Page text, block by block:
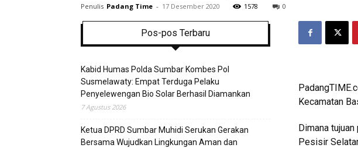
Penulis Padang Time - 17 Desember 2020 1578 0
Kecamatan
Dimana
Pesisir
Pos-pos Terbaru
Kabid Humas Polda Sumbar Kombes Pol
Susmelawaty: Empat Terduga Pelaku
Penyelewengan Bio Solar Berhasil Diamankan
7 Agustus 2026
Ketua DPRD Sumbar Muhidi Serukan Gerakan
Bersama Wujudkan Lingkungan Aman dan